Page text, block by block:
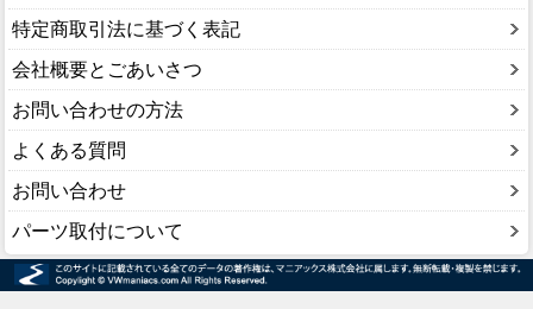
特定商取引法に基づく表記
会社概要とごあいさつ
お問い合わせの方法
よくある質問
お問い合わせ
パーツ取付について